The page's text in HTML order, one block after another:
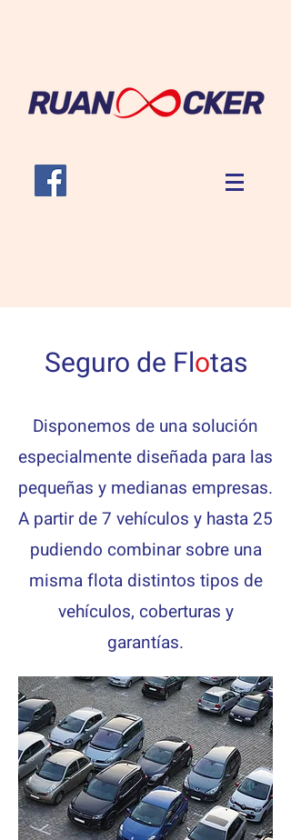
Seguro de Flotas
Disponemos de una solución
especialmente diseñada para las
pequeñas y medianas empresas.
A partir de 7 vehículos y hasta 25
pudiendo combinar sobre una
misma flota distintos tipos de
vehículos, coberturas y
garantías.